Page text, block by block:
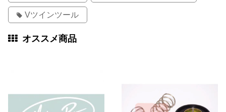
Vツインツール
オススメ商品